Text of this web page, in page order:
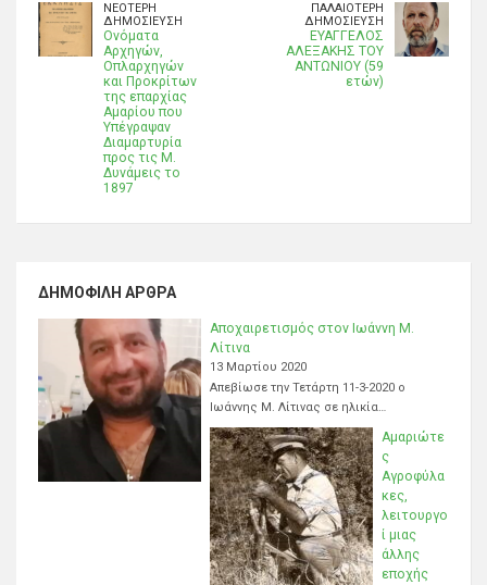
ΝΕΌΤΕΡΗ
ΔΗΜΟΣΊΕΥΣΗ
Ονόματα
Αρχηγών,
Οπλαρχηγών
και Προκρίτων
της επαρχίας
Αμαρίου που
Υπέγραψαν
Διαμαρτυρία
προς τις Μ.
Δυνάμεις το
1897
ΠΑΛΑΙΌΤΕΡΗ
ΔΗΜΟΣΊΕΥΣΗ
ΕΥΑΓΓΕΛΟΣ
ΑΛΕΞΑΚΗΣ ΤΟΥ
ΑΝΤΩΝΙΟΥ (59
ετών)
ΔΗΜΟΦΙΛΉ ΆΡΘΡΑ
Αποχαιρετισμός στον Ιωάννη Μ.
Λίτινα
13 Μαρτίου 2020
Απεβίωσε την Τετάρτη 11-3-2020 ο
Ιωάννης Μ. Λίτινας σε ηλικία…
Αμαριώτε
ς
Αγροφύλα
κες,
λειτουργο
ί μιας
άλλης
εποχής